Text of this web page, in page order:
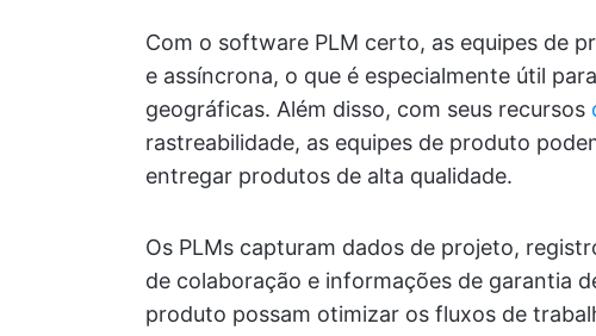
Com o software PLM certo, as equipes de
e assíncrona, o que é especialmente útil
geográficas. Além disso, com seus recursos
rastreabilidade, as equipes de produto
entregar produtos de alta qualidade.
Os PLMs capturam dados de projeto,
de colaboração e informações de garantia
produto possam otimizar os fluxos de